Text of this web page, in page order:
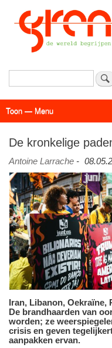
Zoeken
Menu
Toon — Menu
De kronkelige
Antoine Larrache -
Iran, Libanon, Oekraïne,
De brandhaarden van
worden; ze
crisis en geven
aanpakken ervan.